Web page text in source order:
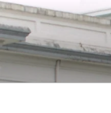
Saltar
al
contenido